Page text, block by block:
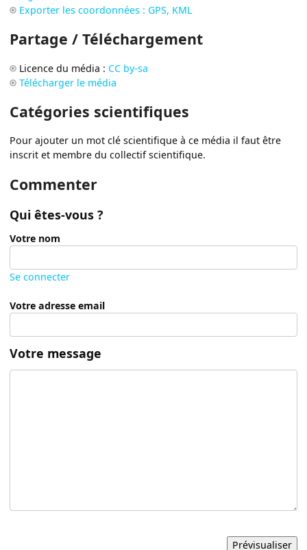
Exporter les coordonnées : GPS, KML
Partage / Téléchargement
Licence du média : CC by-sa
Télécharger le média
Catégories scientifiques
Pour ajouter un mot clé scientifique à ce média il faut être
inscrit et membre du collectif scientifique.
Commenter
Qui êtes-vous ?
Votre nom
Se connecter
Votre adresse email
Votre message